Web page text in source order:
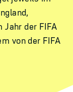
Jahr der FIFA
von der FIFA